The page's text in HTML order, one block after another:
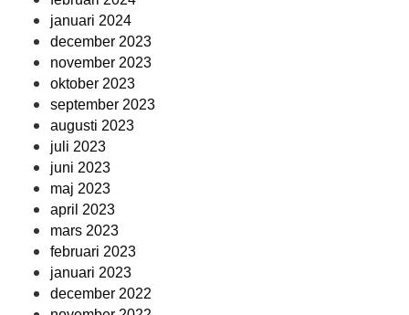
januari 2024
december 2023
november 2023
oktober 2023
september 2023
augusti 2023
juli 2023
juni 2023
maj 2023
april 2023
mars 2023
februari 2023
januari 2023
december 2022